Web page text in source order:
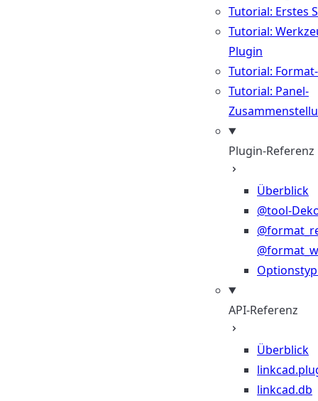
Tutorial: Erstes
Tutorial:
Plugin
Tutorial:
Tutorial: Panel-
Plugin-Referenz
Überblick
@tool-
API-Referenz
Überblick
linkcad.db